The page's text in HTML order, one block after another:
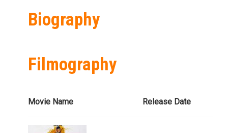
Biography
Filmography
Movie Name Release Date